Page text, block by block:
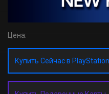
Цена:
Купить Сейчас в